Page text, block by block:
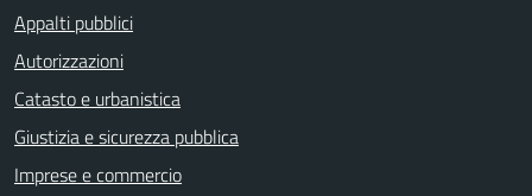
Appalti pubblici
Autorizzazioni
Catasto e urbanistica
Giustizia e sicurezza pubblica
Imprese e commercio